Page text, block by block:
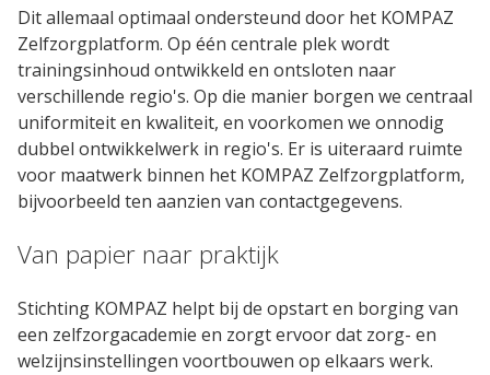
Dit allemaal optimaal ondersteund door het KOMPAZ
Zelfzorgplatform. Op één centrale plek wordt
trainingsinhoud ontwikkeld en ontsloten naar
verschillende regio's. Op die manier borgen we centraal
uniformiteit en kwaliteit, en voorkomen we onnodig
dubbel ontwikkelwerk in regio's. Er is uiteraard ruimte
voor maatwerk binnen het KOMPAZ Zelfzorgplatform,
bijvoorbeeld ten aanzien van contactgegevens.
Van papier naar praktijk
Stichting KOMPAZ helpt bij de opstart en borging van
een zelfzorgacademie en zorgt ervoor dat zorg- en
welzijnsinstellingen voortbouwen op elkaars werk.